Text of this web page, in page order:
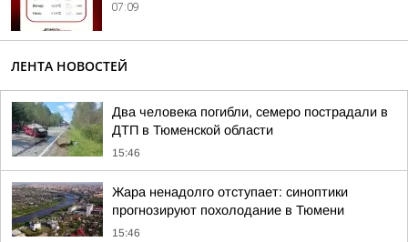
07:09
ЛЕНТА НОВОСТЕЙ
Два человека погибли, семеро пострадали в
ДТП в Тюменской области
15:46
Жара ненадолго отступает: синоптики
прогнозируют похолодание в Тюмени
15:46